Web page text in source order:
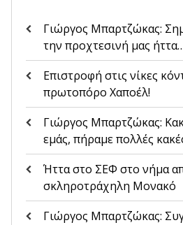
Γιώργος Μπαρτζώκας:
την προχτεσινή μας
Επιστροφή στις νίκες
πρωτοπόρο Χαποέλ!
Γιώργος Μπαρτζώκας:
εμάς, πήραμε πολλές
Ήττα στο ΣΕΦ στο νήμα
σκληροτράχηλη Μονακό
Γιώργος Μπαρτζώκας: